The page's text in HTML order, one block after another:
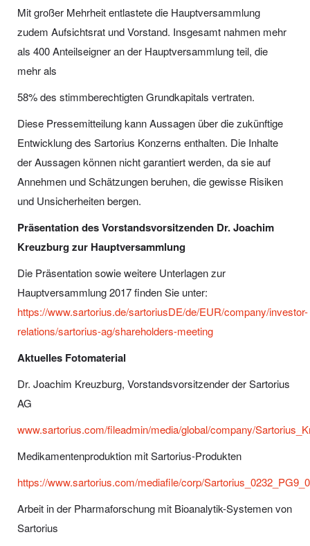
Mit großer Mehrheit entlastete die Hauptversammlung
zudem Aufsichtsrat und Vorstand. Insgesamt nahmen mehr
als 400 Anteilseigner an der Hauptversammlung teil, die
mehr als
58% des stimmberechtigten Grundkapitals vertraten.
Diese Pressemitteilung kann Aussagen über die zukünftige
Entwicklung des Sartorius Konzerns enthalten. Die Inhalte
der Aussagen können nicht garantiert werden, da sie auf
Annehmen und Schätzungen beruhen, die gewisse Risiken
und Unsicherheiten bergen.
Präsentation des Vorstandsvorsitzenden Dr. Joachim
Kreuzburg zur Hauptversammlung
Die Präsentation sowie weitere Unterlagen zur
Hauptversammlung 2017 finden Sie unter:
https://www.sartorius.de/sartoriusDE/de/EUR/company/investor-
relations/sartorius-ag/shareholders-meeting
Aktuelles Fotomaterial
Dr. Joachim Kreuzburg, Vorstandsvorsitzender der Sartorius
AG
www.sartorius.com/fileadmin/media/global/company/
Medikamentenproduktion mit Sartorius-Produkten
https://www.sartorius.com/mediafile/corp/
Arbeit in der Pharmaforschung mit Bioanalytik-Systemen von
Sartorius